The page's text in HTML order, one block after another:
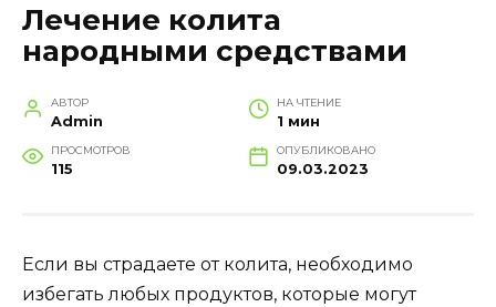
Лечение колита
народными средствами
АВТОР
Admin
НА ЧТЕНИЕ
1 мин
ПРОСМОТРОВ
115
ОПУБЛИКОВАНО
09.03.2023
Если вы страдаете от колита, необходимо
избегать любых продуктов, которые могут